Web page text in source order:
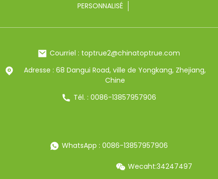
PERSONNALISÉ
Courriel : toptrue2@chinatoptrue.com
Adresse : 68 Dangui Road, ville de Yongkang, Zhejiang,
Chine
Tél. : 0086-13857957906
WhatsApp : 0086-13857957906
Wecaht:34247497